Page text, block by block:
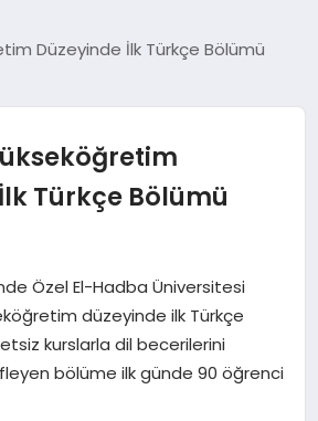
Düzeyinde İlk Türkçe Bölümü
Türkçe Bölümü
Özel El-Hadba Üniversitesi
düzeyinde ilk Türkçe
kurslarla dil becerilerini
bölüme ilk günde 90 öğrenci